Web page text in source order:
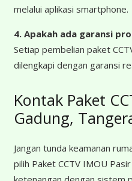
melalui aplikasi smartphone.
4. Apakah ada garansi
Setiap pembelian paket
dilengkapi dengan garansi
Kontak Paket
Gadung,
Jangan tunda keamanan
pilih Paket CCTV IMOU